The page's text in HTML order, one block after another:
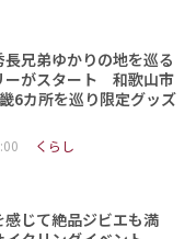
兄弟ゆかりの地を巡る
ーがスタート 和歌山市
6カ所を巡り限定グッズ
くらし
感じて絶品ジビエも満